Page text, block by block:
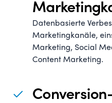
Datenbasierte
Marketingkanäle,
Marketing, Social
Content Marketing.